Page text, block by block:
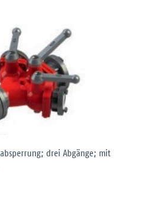
drei Abgänge; mit